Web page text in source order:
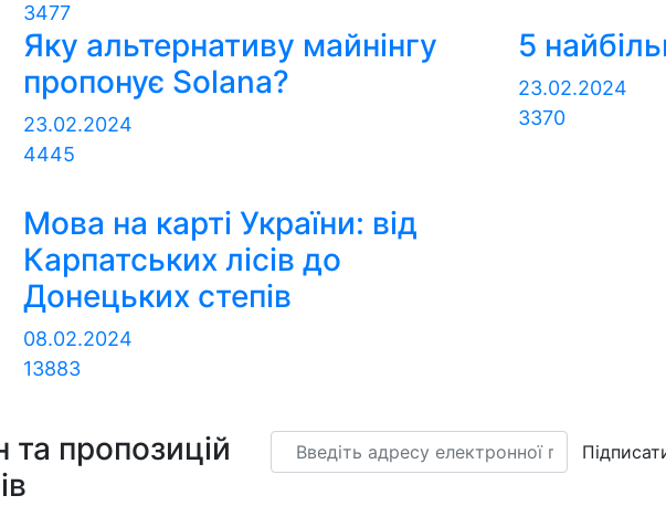
3477
Яку альтернативу майнінгу
пропонує Solana?
23.02.2024
4445
5
23.02.2024
3370
Мова на карті України: від
Карпатських лісів до
Донецьких степів
08.02.2024
13883
та пропозицій